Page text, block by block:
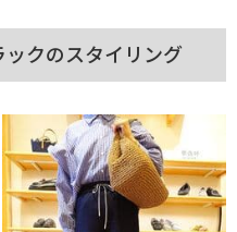
クのスタイリング